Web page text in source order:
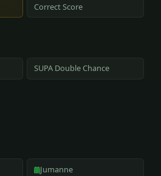
Correct Score
SUPA Double Chance
Jumanne